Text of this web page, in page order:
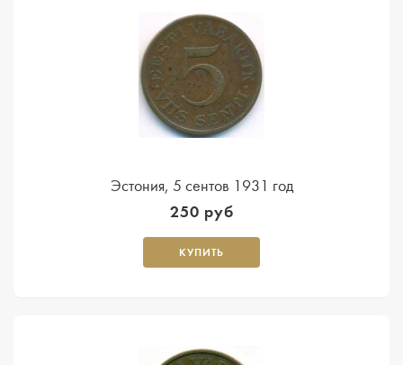
Эстония, 5 сентов 1931 год
250 руб
КУПИТЬ